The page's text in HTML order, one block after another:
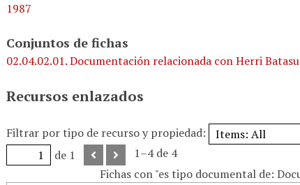
1987
Conjuntos de fichas
02.04.02.01. Documentación relacionada con Herri
Recursos enlazados
Filtrar por tipo de recurso y propiedad:
de 1
1–4 de 4
Fichas con "es tipo documental de: